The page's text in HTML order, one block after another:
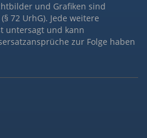
und Grafiken sind
72 UrhG). Jede weitere
untersagt und kann
zur Folge haben